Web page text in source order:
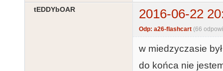
tEDDYbOAR 2016-06-22
Odp: a26-flashcart (66
w miedzyczasie
do końca nie